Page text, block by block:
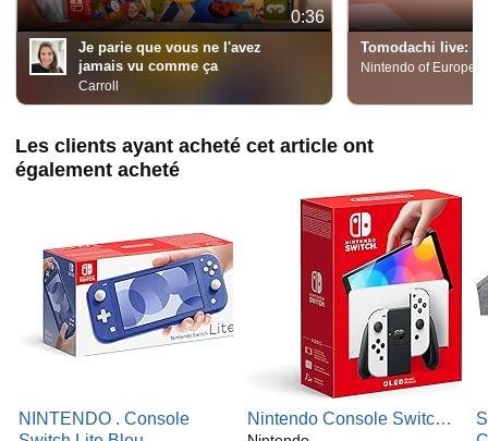
0:36
Je parie que vous ne l'avez
jamais vu comme ça
Carroll
Tomodachi live:
Nintendo of Europe
Les clients ayant acheté cet article ont
également acheté
NINTENDO . Console
Nintendo Console Switch